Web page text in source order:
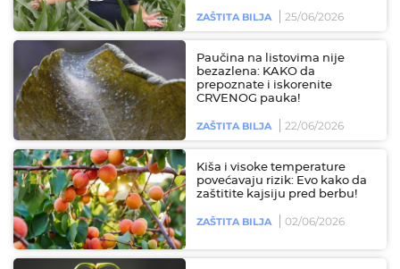
ZAŠTITA BILJA 25/06/2026
Paučina na listovima nije
bezazlena: KAKO da
prepoznate i iskorenite
CRVENOG pauka!
ZAŠTITA BILJA 22/06/2026
Kiša i visoke temperature
povećavaju rizik: Evo kako da
zaštitite kajsiju pred berbu!
ZAŠTITA BILJA 02/06/2026